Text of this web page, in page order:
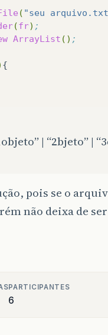
( "seu
(fr) ;
ArrayList () ;
| “2bjeto” |
pois se o
não deixa de
PARTICIPANTES
6